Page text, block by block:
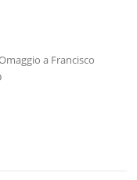
a Francisco